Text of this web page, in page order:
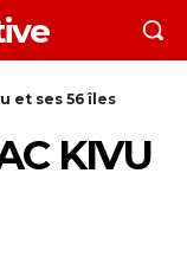
et ses 56 îles
KIVU